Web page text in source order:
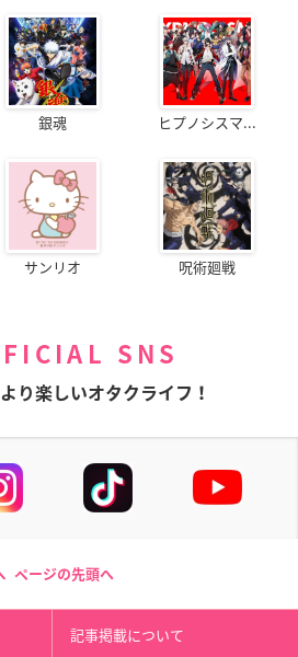
銀魂 ヒプノシスマ...
サンリオ 呪術廻戦
SNS
り楽しいオタクライフ！
ページの先頭へ
記事掲載について